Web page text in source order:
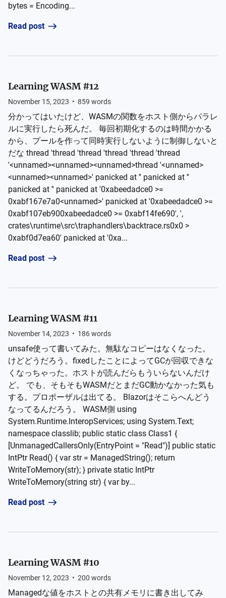
bytes = Encoding...
Read post
Learning WASM #12
November 15, 2023 • 859 words
分かってはいたけど、WASMの関数をホスト側からパラレ
ルに実行したら死んだ。 毎回初期化するのは時間かかる
から、プールを作って同時実行しないように制御しないと
だな thread 'thread 'thread 'thread 'thread 'thread
'<unnamed><unnamed><unnamed>thread '<unnamed>
<unnamed><unnamed>' panicked at '' panicked at ''
panicked at '' panicked at '0xabeedadce0 >=
0xabf167e7a0<unnamed>' panicked at '0xabeedadce0 >=
0xabf107eb900xabeedadce0 >= 0xabf14fe690', ',
crates\runtime\src\traphandlers\backtrace.rs0x0 >
0xabf0d7ea60' panicked at '0xa...
Read post
Learning WASM #11
November 14, 2023 • 186words
unsafe使って書いてみた。無駄なコピーはなくなった。
けどどうだろう。fixedしたことによってGCが回収できな
くなっちゃった。ホストが読んだらもういらないんだけ
ど。 でも、そもそもWASMだとまだGC動かなかった気も
する。プロポーザルは出てる。 Blazorはそこらへんどう
なってるんだろう。 WASM側 using
System.Runtime.InteropServices; using System.Text;
namespace classlib; public static class Class1 {
[UnmanagedCallersOnly(EntryPoint = "Read")] public static
IntPtr Read() { var str = ManagedString(); return
WriteToMemory(str); } private static IntPtr
WriteToMemory(string str) { var by...
Read post
Learning WASM #10
November 12, 2023 • 200 words
Managedな値をホストとの共有メモリに書き出してみ